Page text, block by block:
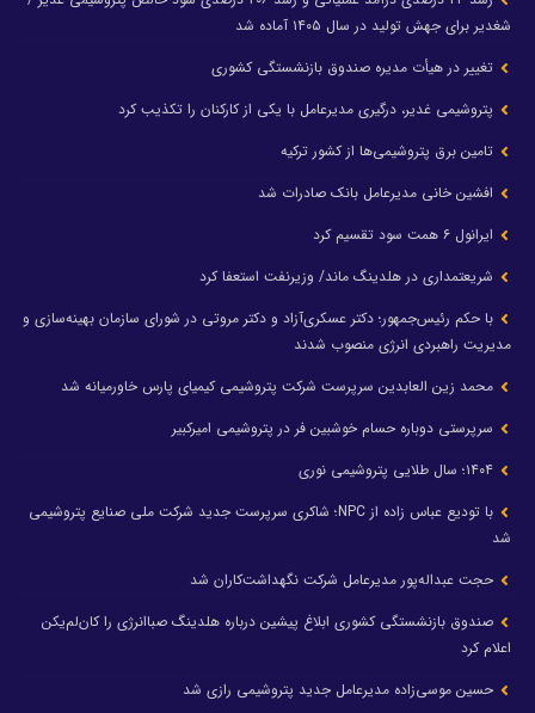
شغدیر برای جهش تولید در سال ۱۴۰۵ آماده شد
تغییر در هیأت مدیره صندوق بازنشستگی کشوری
پتروشیمی غدیر، درگیری مدیرعامل با یکی از کارکنان را تکذیب کرد
تامین برق پتروشیمی‌ها از کشور ترکیه
افشین خانی مدیرعامل بانک صادرات شد
ایرانول ۶ همت سود تقسیم کرد
شریعتمداری در هلدینگ ماند/ وزیرنفت استعفا کرد
با حکم رئیس‌جمهور؛ دکتر عسکری‌آزاد و دکتر مروتی در شورای سازمان بهینه‌سازی و
مدیریت راهبردی انرژی منصوب شدند
محمد زین العابدین سرپرست شرکت پتروشیمی کیمیای پارس خاورمیانه شد
سرپرستی دوباره حسام خوشبین فر در پتروشیمی امیرکبیر
با تودیع عباس زاده از NPC؛ شاکری سرپرست جدید شرکت ملی صنایع پتروشیمی
شد
حجت عبداله‌پور مدیرعامل شرکت نگهداشت‌کاران شد
صندوق بازنشستگی کشوری ابلاغ پیشین درباره هلدینگ صباانرژی را کان‌لم‌یکن
اعلام کرد
حسین موسی‌زاده مدیرعامل جدید پتروشیمی رازی شد